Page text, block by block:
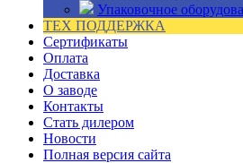
Упаковочное
ТЕХ ПОДДЕРЖКА
Сертификаты
Оплата
Доставка
О заводе
Контакты
Стать дилером
Новости
Полная версия сайта